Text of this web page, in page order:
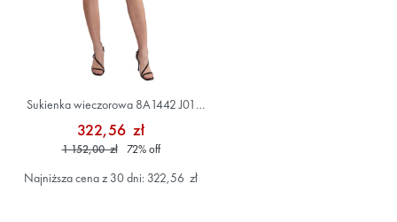
Sukienka wieczorowa 8A1442 J01
Zielony
322,56 zł
1 152,00 zł 72%off
Najniższa cena z 30 dni: 322,56 zł